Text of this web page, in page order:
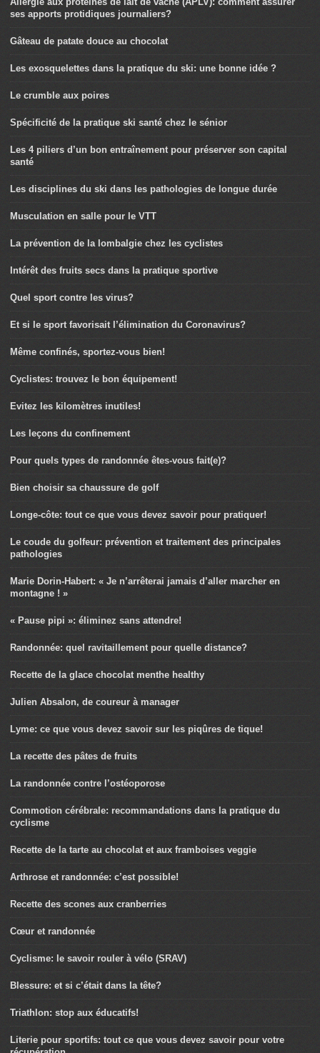
ses apports protidiques journaliers?
Gâteau de patate douce au chocolat
Les exosquelettes dans la pratique du ski: une bonne idée ?
Le crumble aux poires
Spécificité de la pratique ski santé chez le sénior
Les 4 piliers d’un bon entraînement pour préserver son capital
santé
Les disciplines du ski dans les pathologies de longue durée
Musculation en salle pour le VTT
La prévention de la lombalgie chez les cyclistes
Intérêt des fruits secs dans la pratique sportive
Quel sport contre les virus?
Et si le sport favorisait l’élimination du Coronavirus?
Même confinés, sportez-vous bien!
Cyclistes: trouvez le bon équipement!
Evitez les kilomètres inutiles!
Les leçons du confinement
Pour quels types de randonnée êtes-vous fait(e)?
Bien choisir sa chaussure de golf
Longe-côte: tout ce que vous devez savoir pour pratiquer!
Le coude du golfeur: prévention et traitement des principales
pathologies
Marie Dorin-Habert: « Je n’arrêterai jamais d’aller marcher en
montagne ! »
« Pause pipi »: éliminez sans attendre!
Randonnée: quel ravitaillement pour quelle distance?
Recette de la glace chocolat menthe healthy
Julien Absalon, de coureur à manager
Lyme: ce que vous devez savoir sur les piqûres de tique!
La recette des pâtes de fruits
La randonnée contre l’ostéoporose
Commotion cérébrale: recommandations dans la pratique du
cyclisme
Recette de la tarte au chocolat et aux framboises veggie
Arthrose et randonnée: c’est possible!
Recette des scones aux cranberries
Cœur et randonnée
Cyclisme: le savoir rouler à vélo (SRAV)
Blessure: et si c’était dans la tête?
Triathlon: stop aux éducatifs!
Literie pour sportifs: tout ce que vous devez savoir pour votre